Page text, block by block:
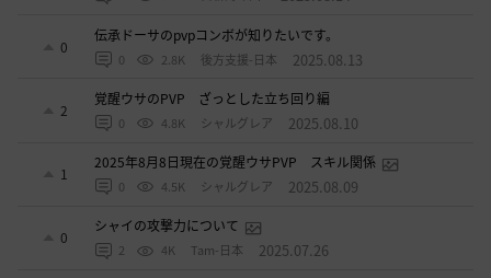
0
伝承ドーサのpvpコンボが知りたいです。
0 2.8K 後方支援-日本 2025.08.13
2
覚醒ウサのPVP ざっとした立ち回り編
0 4.8K シャルグレア 2025.08.10
1
2025年8月8日現在の覚醒ウサPVP スキル関係
0 4.5K シャルグレア 2025.08.09
0
シャイの攻撃力について
2 4K Tam-日本 2025.07.26